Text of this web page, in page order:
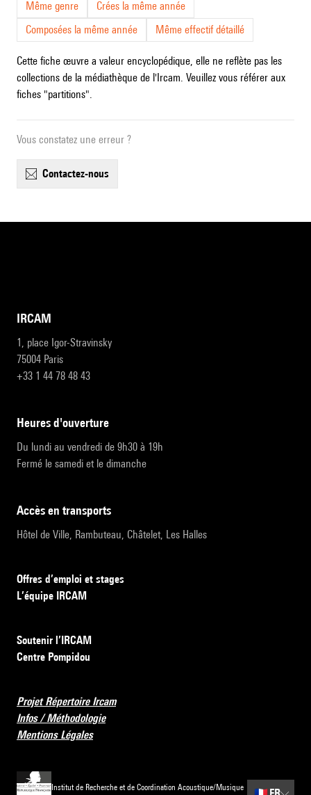
Même genre
Crées la même année
Composées la même année
Même effectif détaillé
Cette fiche œuvre a valeur encyclopédique, elle ne reflète pas les
collections de la médiathèque de l'Ircam. Veuillez vous référer aux
fiches "partitions".
Vous constatez une erreur ?
contactez-nous
IRCAM
1, place Igor-Stravinsky
75004 Paris
+33 1 44 78 48 43
heures d'ouverture
Du lundi au vendredi de 9h30 à 19h
Fermé le samedi et le dimanche
accès en transports
Hôtel de Ville, Rambuteau, Châtelet, Les Halles
Offres d’emploi et stages
L’équipe IRCAM
Soutenir l’IRCAM
Centre Pompidou
Projet Répertoire Ircam
Infos / Méthodologie
Mentions Légales
Institut de Recherche et de Coordination Acoustique/Musique